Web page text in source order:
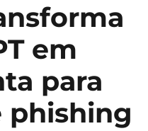
em
para
phishing